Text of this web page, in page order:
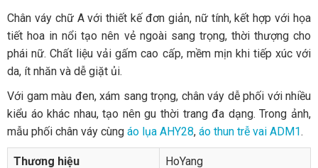
Chân váy chữ A với thiết kế đơn giản, nữ tính, kết hợp với họa
tiết hoa in nổi tạo nên vẻ ngoài sang trọng, thời thượng cho
phái nữ. Chất liệu vải gấm cao cấp, mềm mịn khi tiếp xúc với
da, ít nhăn và dễ giặt ủi.
Với gam màu đen, xám sang trọng, chân váy dễ phối với nhiều
kiểu áo khác nhau, tạo nên gu thời trang đa dạng. Trong ảnh,
mẫu phối chân váy cùng áo lụa AHY28, áo thun trễ vai ADM1.
Thương hiệu HoYang